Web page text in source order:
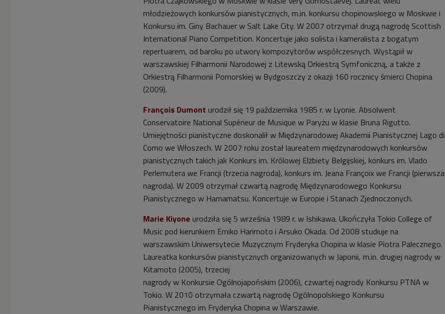
młodzieżowych konkursów pianistycznych, m.in. konkursu chopinowskiego w Moskwie i
Konkursu im. Giny Bachauer w Salt Lake City. W 2007 otrzymał drugą nagrodę Scottish
International Piano Competition. Koncertuje jako solista i kameralista z bogatym
repertuarem, od baroku po utwory kompozytorów współczesnych. Wystąpił w
warszawskiej Filharmonii Narodowej z Litewską Orkiestrą Symfoniczną, a także z
Orkiestrą Filharmonii Pomorskiej w Bydgoszczy z okazji 160 rocznicy śmierci Chopina
(2009).
François Dumont urodził się 19 października 1985 r. w Lyonie. Absolwent
Conservatoire National Supérieur de Musique w Paryżu w klasie Bruna Rigutto.
Umiejętności pianistyczne doskonalił w Międzynarodowej Akademii Pianistycznej Lago di
Como we Włoszech. W 2007 roku został laureatem międzynarodowych konkursów
pianistycznych takich jak Konkurs im. Królowej Elżbiety Belgijskiej, konkurs im. Vlado
Perlemutera we Francji (trzecia nagroda), konkurs im. Jeana Françoix we Francji (pierwsza
nagroda). W 2009 otrzymał czwartą nagrodę Międzynarodowego Konkursu
Pianistycznego w Hamamatsu. Koncertuje w Europie i Stanach Zjednoczonych.
Marie Kiyone urodziła się 5 września 1989 r. w Ishikawa. Ukończyła Tokio College of
Music pod kierunkiem Emiko Harimoto i Arsuko Okada. Od 2008 studiuje na
warszawskim Uniwersytecie Muzycznym Fryderyka Chopina w klasie Piotra Palecznego.
Laureatka konkursów pianistycznych organizowanych w Japonii, m.in. drugiej nagrody w
Kitamoto (2005), trzeciej
nagrody w Konkursie Ogólnojapońskim (2006), czwartej nagrody Konkursu PTNA w
Tokio. W 2010 otrzymała czwartą nagrodę Ogólnopolskiego Konkursu
Pianistycznego im Fryderyka Chopina w Warszawie.